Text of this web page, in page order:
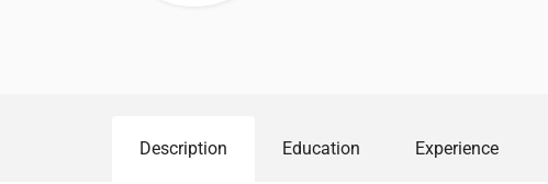
Description Education Experience